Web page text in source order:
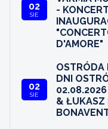
02
SIE
- KONCERT
D'AMORE"
02
SIE
OSTRÓDA
DNI
02.08.2026
& ŁUKASZ